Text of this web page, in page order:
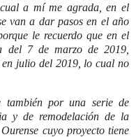
a mí me agrada, en el
van a dar pasos en el año
le recuerdo que en el
7 de marzo de 2019,
julio del 2019, lo cual no
también por una serie de
y de remodelación de la
cuyo proyecto tiene